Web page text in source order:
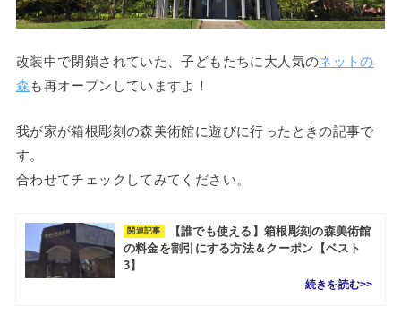
改装中で閉鎖されていた、子どもたちに大人気のネットの
森 も再オープンしていますよ！
我が家が箱根彫刻の森美術館に遊びに行ったときの記事で
す。
合わせてチェックしてみてください。
関連記事
【誰でも使える】箱根彫刻の森美術館
の料金を割引にする方法＆クーポン【ベスト
3】